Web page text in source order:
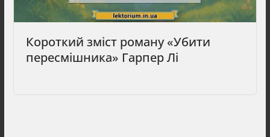
Короткий зміст роману «Убити
пересмішника» Гарпер Лі